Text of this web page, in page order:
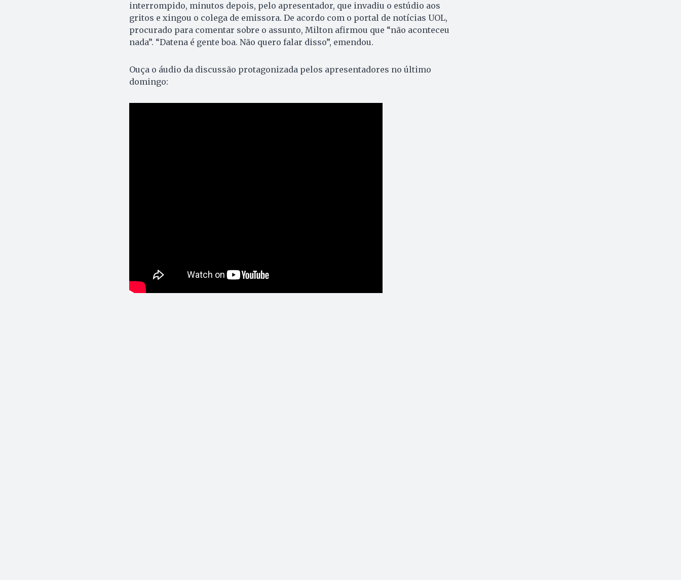
interrompido, minutos depois, pelo apresentador, que invadiu o estúdio aos
gritos e xingou o colega de emissora. De acordo com o portal de notícias UOL,
procurado para comentar sobre o assunto, Milton afirmou que “não aconteceu
nada”. “Datena é gente boa. Não quero falar disso”, emendou.
Ouça o áudio da discussão protagonizada pelos apresentadores no último
domingo: